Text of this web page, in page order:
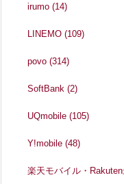
irumo(14)
LINEMO(109)
povo(314)
SoftBank(2)
UQmobile(105)
Y!mobile(48)
楽天モバイル・